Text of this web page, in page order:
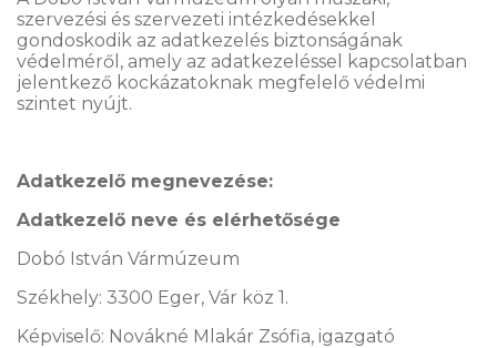
szervezési és szervezeti intézkedésekkel
gondoskodik az adatkezelés biztonságának
védelméről, amely az adatkezeléssel kapcsolatban
jelentkező kockázatoknak megfelelő védelmi
szintet nyújt.
Adatkezelő megnevezése:
Adatkezelő neve és elérhetősége
Dobó István Vármúzeum
Székhely: 3300 Eger, Vár köz 1.
Képviselő: Novákné Mlakár Zsófia, igazgató